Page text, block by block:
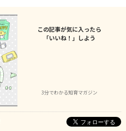
この記事が気に入ったら
「いいね！」しよう
3分でわかる知育マガジン